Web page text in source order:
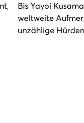
Bis Yayoi
weltweite
unzählige